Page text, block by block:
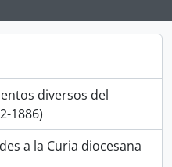
diversos del
1886)
a la Curia diocesana